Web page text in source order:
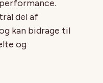
del af
kan bidrage til
og